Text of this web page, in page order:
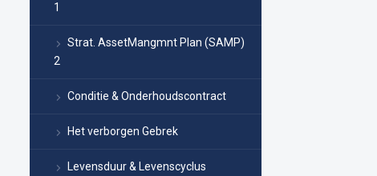
1
Strat. AssetMangmnt Plan (SAMP)
2
Conditie & Onderhoudscontract
Het verborgen Gebrek
Levensduur & Levenscyclus